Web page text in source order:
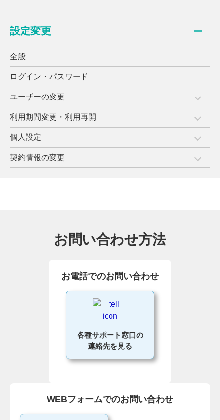
設定変更
全般
ログイン・パスワード
ユーザーの変更
利用期間変更・利用再開
個人設定
契約情報の変更
お問い合わせ方法
お電話でのお問い合わせ
各種サポート窓口の
連絡先を見る
WEBフォームでのお問い合わせ